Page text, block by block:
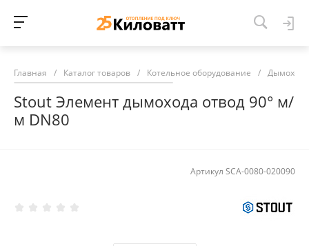
Главная / Каталог товаров / Котельное оборудование /
Stout Элемент дымохода отвод 90° м/
м DN80
Артикул SCA-0080-020090